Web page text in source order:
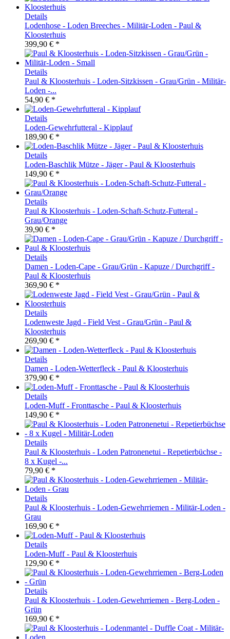
Details
Lodenhose - Loden Breeches - Militär-Loden - Paul &
Kloosterhuis
399,90 € *
Details
Paul & Kloosterhuis - Loden-Sitzkissen - Grau/Grün - Militär-
Loden -...
54,90 € *
Details
Loden-Gewehrfutteral - Kipplauf
189,90 € *
Details
Loden-Baschlik Mütze - Jäger - Paul & Kloosterhuis
149,90 € *
Details
Paul & Kloosterhuis - Loden-Schaft-Schutz-Futteral -
Grau/Orange
39,90 € *
Details
Damen - Loden-Cape - Grau/Grün - Kapuze / Durchgriff -
Paul & Kloosterhuis
369,90 € *
Details
Lodenweste Jagd - Field Vest - Grau/Grün - Paul &
Kloosterhuis
269,90 € *
Details
Damen - Loden-Wetterfleck - Paul & Kloosterhuis
379,90 € *
Details
Loden-Muff - Fronttasche - Paul & Kloosterhuis
149,90 € *
Details
Paul & Kloosterhuis - Loden Patronenetui - Repetierbüchse -
8 x Kugel -...
79,90 € *
Details
Paul & Kloosterhuis - Loden-Gewehrriemen - Militär-Loden -
Grau
169,90 € *
Details
Loden-Muff - Paul & Kloosterhuis
129,90 € *
Details
Paul & Kloosterhuis - Loden-Gewehrriemen - Berg-Loden -
Grün
169,90 € *